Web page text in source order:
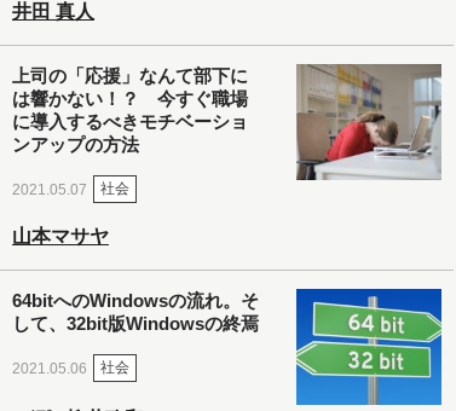
井田 真人
上司の「応援」なんて部下に
は響かない！？ 今すぐ職場
に導入するべきモチベーショ
ンアップの方法
2021.05.07 社会
山本マサヤ
64bitへのWindowsの流れ。そ
して、32bit版Windowsの終焉
2021.05.06 社会